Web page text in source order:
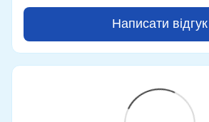
Написати відгук